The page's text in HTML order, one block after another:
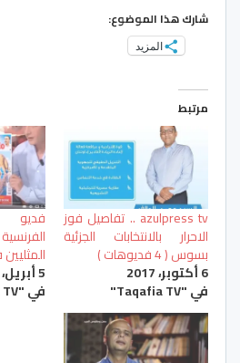
شارك هذا الموضوع:
المزيد
مرتبط
azulpress tv .. تفاصيل فوز
الاحرار بالانتخابات الجزئية
بسوس ( 4 فديوهات )
6 أكتوبر، 2017
في "Taqafia TV"
فديو
5 أبريل، 2016
في "Taqafia TV"